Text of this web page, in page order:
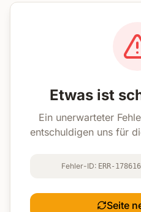
Etwas ist
Ein unerwarteter
entschuldigen uns für
Fehler-ID: ERR-
Seite